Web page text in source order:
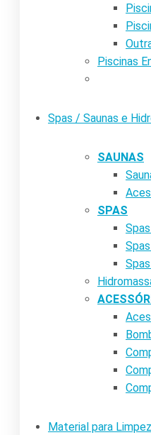
Piscinas
Spas / Saunas e
SAUNAS
SPAS
Material para